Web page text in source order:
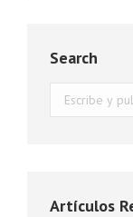
Search
Buscar:
Artículos